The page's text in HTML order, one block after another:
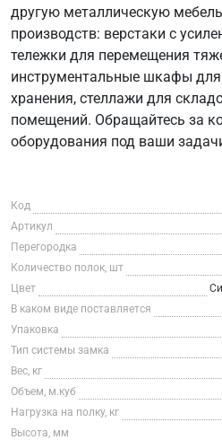
другую металлическую
производств: верстаки с
тележки для перемещения
инструментальные шкафы для
хранения, стеллажи для
помещений. Обращайтесь за
оборудования под ваши
Код
Артикул
Перегородка
Количество полок, шт
Цвет
В каком виде поставляется
Упаковка
Тип системы замка
Вес, кг
Объем, м.куб
Нагрузка на полку, кг
Высота, мм